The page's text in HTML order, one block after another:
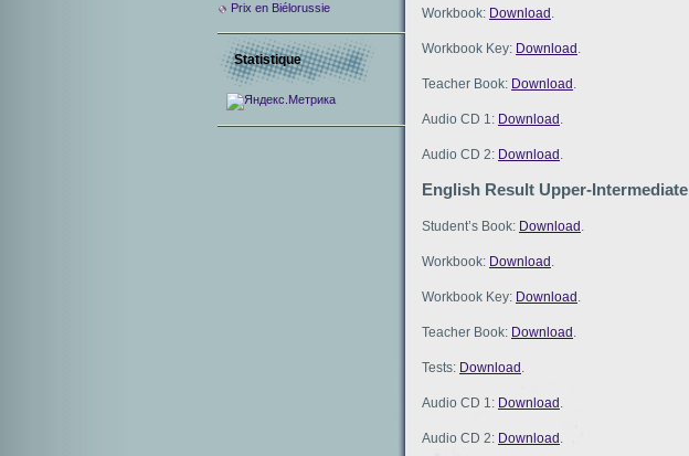
Workbook: Download
Workbook Key: Download
Teacher Book: Download
Audio CD 1: Download
Audio CD 2: Download
English Result Upper-Intermediate
Student’s Book: Download
Workbook: Download
Workbook Key: Download
Teacher Book: Download
Tests: Download
Audio CD 1: Download
Audio CD 2: Download
Prix en Biélorussie
Statistique